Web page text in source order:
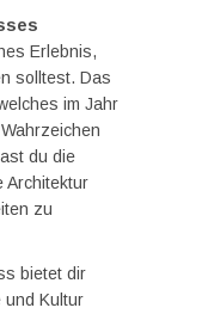
Erlebnis,
solltest. Das
im Jahr
du die
Architektur
zu
bietet dir
und Kultur